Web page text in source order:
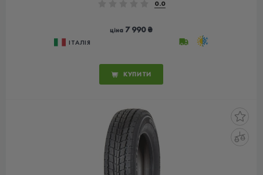
0.0
ціна 7 990 ₴
ІТАЛІЯ
КУПИТИ